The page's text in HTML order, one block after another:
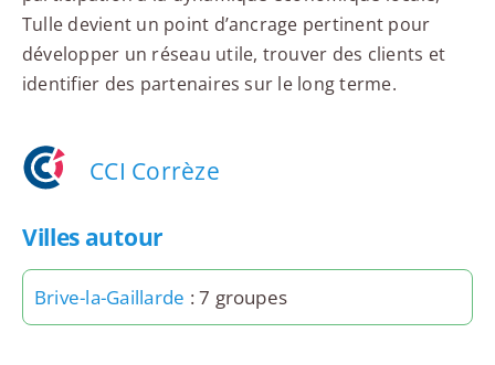
Tulle devient un point d’ancrage pertinent pour
développer un réseau utile, trouver des clients et
identifier des partenaires sur le long terme.
CCI Corrèze
Villes autour
Brive-la-Gaillarde : 7 groupes